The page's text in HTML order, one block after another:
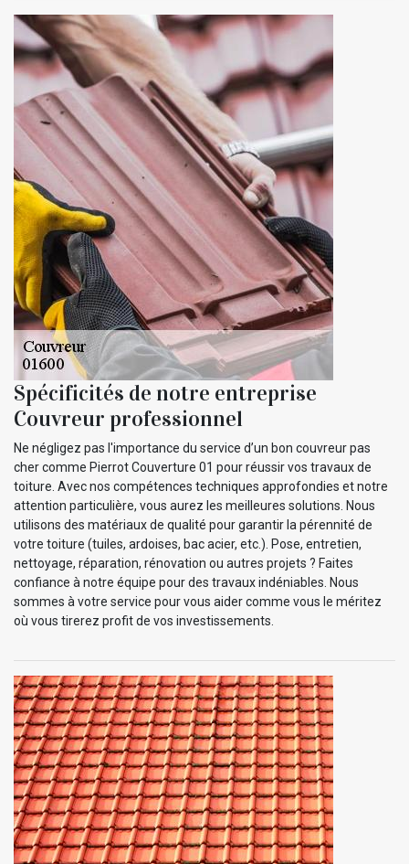
Spécificités de notre entreprise
Couvreur professionnel
Ne négligez pas l'importance du service d’un bon couvreur pas
cher comme Pierrot Couverture 01 pour réussir vos travaux de
toiture. Avec nos compétences techniques approfondies et notre
attention particulière, vous aurez les meilleures solutions. Nous
utilisons des matériaux de qualité pour garantir la pérennité de
votre toiture (tuiles, ardoises, bac acier, etc.). Pose, entretien,
nettoyage, réparation, rénovation ou autres projets ? Faites
confiance à notre équipe pour des travaux indéniables. Nous
sommes à votre service pour vous aider comme vous le méritez
où vous tirerez profit de vos investissements.